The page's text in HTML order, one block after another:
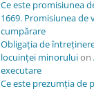
Ce este promisiunea
1669. Promisiunea de
cumpărare
Obligația de
locuinței minoruluion
executare
Ce este prezumția de